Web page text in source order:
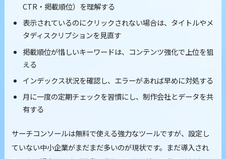
CTR・掲載順位）を理解する
表示されているのにクリックされない場合は、タイトルやメ
タディスクリプションを見直す
掲載順位が惜しいキーワードは、コンテンツ強化で上位を狙
える
インデックス状況を確認し、エラーがあれば早めに対処する
月に一度の定期チェックを習慣にし、制作会社とデータを共
有する
サーチコンソールは無料で使える強力なツールですが、設定し
ていない中小企業がまだまだ多いのが現状です。まだ導入され